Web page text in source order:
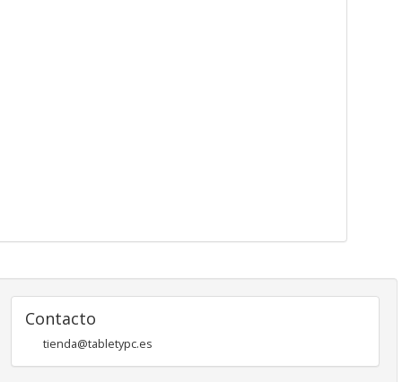
Contacto
tienda@tabletypc.es